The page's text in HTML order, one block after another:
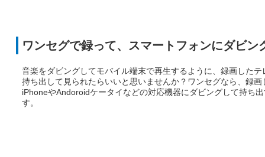
ワンセグで録って、スマートフォンにダビン
音楽をダビングしてモバイル端末で再生するように、録画したテ
持ち出して見られたらいいと思いませんか？ワンセグなら、録画
iPhoneやAndoroidケータイなどの対応機器にダビングして持ち
す。